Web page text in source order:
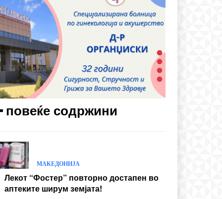
повеќе содржини
МАКЕДОНИЈА
Лекот “Фостер” повторно достапен во
аптеките ширум земјата!